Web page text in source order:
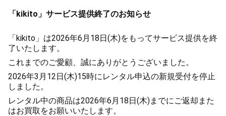
「kikito」サービス提供終了のお知らせ
「kikito」は2026年6月18日(木)をもってサービス提供を終
了いたします。
これまでのご愛顧、誠にありがとうございました。
2026年3月12日(木)15時にレンタル申込の新規受付を停止
しました。
レンタル中の商品は2026年6月18日(木)までにご返却また
はお買取をお願いいたします。